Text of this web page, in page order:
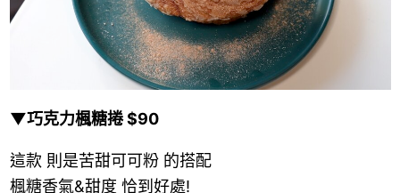
▼巧克力楓糖捲 $90
這款 則是苦甜可可粉 的搭配
楓糖香氣&甜度 恰到好處!